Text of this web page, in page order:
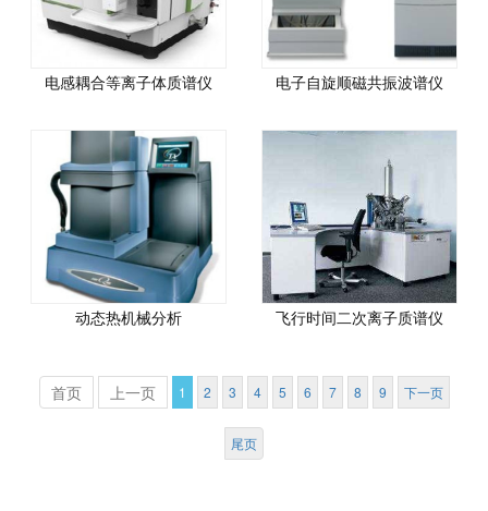
电感耦合等离子体质谱仪 电子自旋顺磁共振波谱仪
动态热机械分析 飞行时间二次离子质谱仪
首页 上一页 1 2 3 4 5 6 7 8 9 下一页
尾页